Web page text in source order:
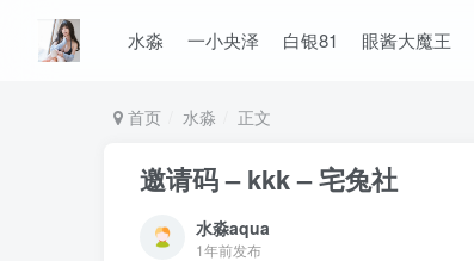
水淼 一小央泽 白银81 眼酱大魔王
首页 水淼 正文
邀请码 – kkk – 宅兔社
水淼aqua
1年前发布